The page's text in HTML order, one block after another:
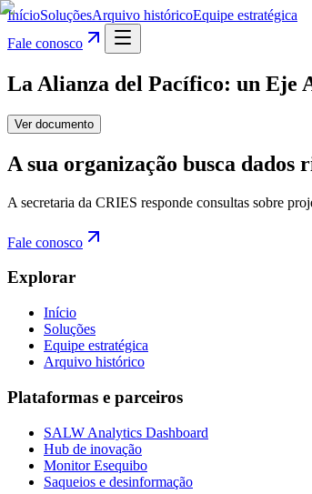
InícioSoluçõesArquivo históricoEquipe estratégica
Fale conosco
La Alianza del Pacífico: un Eje
Ver documento
A sua organização busca dados
A secretaria da CRIES responde consultas sobre
Fale conosco
Explorar
Início
Soluções
Equipe estratégica
Arquivo histórico
Plataformas e parceiros
SALW Analytics Dashboard
Hub de inovação
Monitor Esequibo
Saqueios e desinformação